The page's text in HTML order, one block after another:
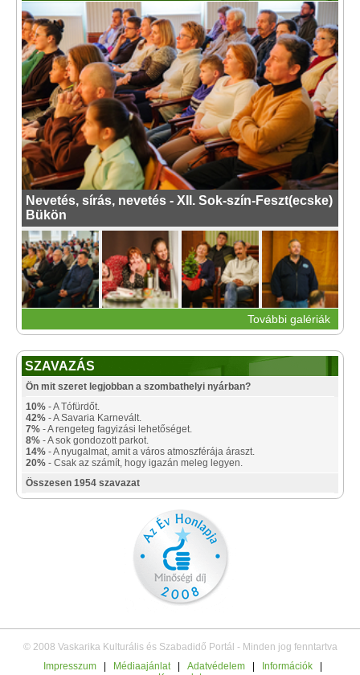
Nevetés, sírás, nevetés - XII. Sok-szín-Feszt(ecske)
Bükön
További galériák
SZAVAZÁS
Ön mit szeret legjobban a szombathelyi nyárban?
10% - A Tófürdőt.
42% - A Savaria Karnevált.
7% - A rengeteg fagyizási lehetőséget.
8% - A sok gondozott parkot.
14% - A nyugalmat, amit a város atmoszférája áraszt.
20% - Csak az számít, hogy igazán meleg legyen.
Összesen 1954 szavazat
© 2008 Vaskarika Kulturális és Szabadidő Portál - Minden jog fenntartva
Impresszum
Médiaajánlat Adatvédelem Információk